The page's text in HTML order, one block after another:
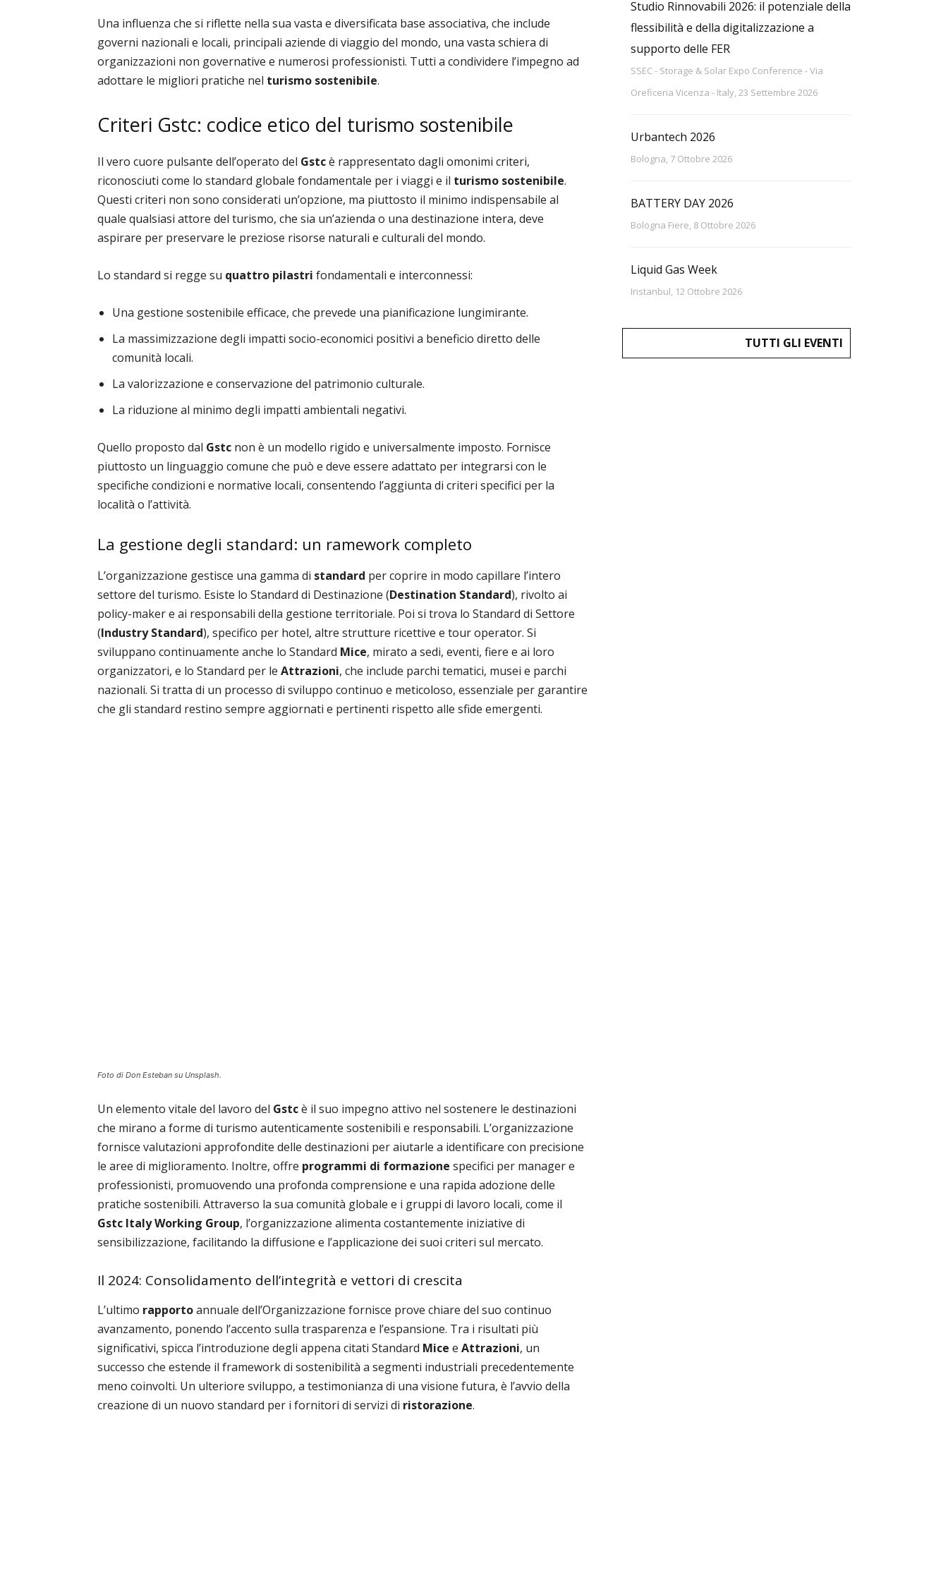
Una influenza che si riflette nella sua vasta e diversificata base associativa, che include
governi nazionali e locali, principali aziende di viaggio del mondo, una vasta schiera di
organizzazioni non governative e numerosi professionisti. Tutti a condividere l’impegno ad
adottare le migliori pratiche nel turismo sostenibile.
Criteri Gstc: codice etico del turismo sostenibile
Il vero cuore pulsante dell’operato del Gstcè rappresentato dagli omonimi criteri,
riconosciuti come lo standard globale fondamentale per i viaggi e il turismo sostenibile.
Questi criteri non sono considerati un’opzione, ma piuttosto il minimo indispensabile al
quale qualsiasi attore del turismo, che sia un’azienda o una destinazione intera, deve
aspirare per preservare le preziose risorse naturali e culturali del mondo.
Lo standard si regge su quattro pilastri fondamentali e interconnessi:
Una gestione sostenibile efficace, che prevede una pianificazione lungimirante.
La massimizzazione degli impatti socio-economici positivi a beneficio diretto delle
comunità locali.
La valorizzazione e conservazione del patrimonio culturale.
La riduzione al minimo degli impatti ambientali negativi.
Quello proposto dal Gstc non è un modello rigido e universalmente imposto. Fornisce
piuttosto un linguaggio comune che può e deve essere adattato per integrarsi con le
specifiche condizioni e normative locali, consentendo l’aggiunta di criteri specifici per la
località o l’attività.
La gestione degli standard: un ramework completo
L’organizzazione gestisce una gamma di standard per coprire in modo capillare l’intero
settore del turismo. Esiste lo Standard di Destinazione (Destination Standard), rivolto ai
policy-maker e ai responsabili della gestione territoriale. Poi si trova lo Standard di Settore
(Industry Standard), specifico per hotel, altre strutture ricettive e tour operator. Si
sviluppano continuamente anche lo Standard Mice, mirato a sedi, eventi, fiere e ai loro
organizzatori, e lo Standard per le Attrazioni, che include parchi tematici, musei e parchi
nazionali. Si tratta di un processo di sviluppo continuo e meticoloso, essenziale per garantire
che gli standard restino sempre aggiornati e pertinenti rispetto alle sfide emergenti.
Foto di Don Esteban su Unsplash.
Un elemento vitale del lavoro del Gstcè il suo impegno attivo nel sostenere le destinazioni
che mirano a forme di turismo autenticamente sostenibili e responsabili. L’organizzazione
fornisce valutazioni approfondite delle destinazioni per aiutarle a identificare con precisione
le aree di miglioramento. Inoltre, offre programmi di formazione specifici per manager e
professionisti, promuovendo una profonda comprensione e una rapida adozione delle
pratiche sostenibili. Attraverso la sua comunità globale e i gruppi di lavoro locali, come il
Gstc Italy Working Group, l’organizzazione alimenta costantemente iniziative di
sensibilizzazione, facilitando la diffusione e l’applicazione dei suoi criteri sul mercato.
Il 2024: Consolidamento dell’integrità e vettori di crescita
L’ultimo rapportoannuale dell’Organizzazione fornisce prove chiare del suo continuo
avanzamento, ponendo l’accento sulla trasparenza e l’espansione. Tra i risultati più
significativi, spicca l’introduzione degli appena citati Standard Mice e Attrazioni, un
successo che estende il framework di sostenibilità a segmenti industriali precedentemente
meno coinvolti. Un ulteriore sviluppo, a testimonianza di una visione futura, è l’avvio della
creazione di un nuovo standard per i fornitori di servizi di ristorazione.
Studio Rinnovabili 2026: il potenziale della
flessibilità e della digitalizzazione a
supporto delle FER
SSEC - Storage & Solar Expo Conference - Via
Oreficeria Vicenza - Italy, 23 Settembre 2026
Urbantech 2026
Bologna, 7 Ottobre 2026
BATTERY DAY 2026
Bologna Fiere, 8 Ottobre 2026
Liquid Gas Week
Instanbul, 12 Ottobre 2026
TUTTI GLI EVENTI